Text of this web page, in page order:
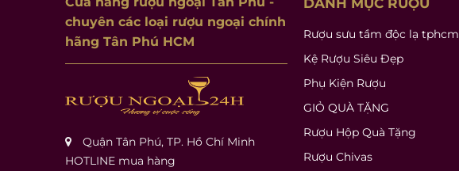
chuyên các loại rượu ngoại chính
hãng Tân Phú HCM
Quận Tân Phú, TP. Hồ Chí Minh
HOTLINE mua hàng
DANH MỤC RƯỢU
Rượu sưu tầm độc lạ tphcm
Kệ Rượu Siêu Đẹp
Phụ Kiện Rượu
GIỎ QUÀ TẶNG
Rượu Hộp Quà Tặng
Rượu Chivas